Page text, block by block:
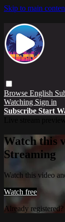
Skip to main
Browse English
Watching Sign in
Subscribe Start
Watch this
Streaming
Watch this video
Watch free
Already registered?